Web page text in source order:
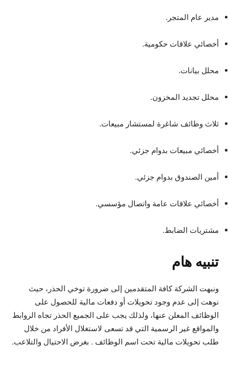
مدير عام المتجر.
أخصائي علاقات حكومية.
محلل بيانات.
محلل تجديد المخزون.
ثلاث وظائف شاغرة لمستشار مبيعات.
أخصائي مبيعات بدوام جزئي.
أمين الصندوق بدوام جزئي.
أخصائي علاقات عامة واتصال مؤسسي.
مشتريات الضابط.
تنبيه هام
ونبهت الشركة كافة المتقدمين إلى ضرورة توخي الحذر، حيث
نوهت إلى عدم وجود تحويلات أو دفعات مالية للحصول على
الوظائف المعلن عنها، ولذلك يجب على الجميع الحذر تجاه الروابط
والمواقع غير الرسمية التي قد تسعى لاستغلال الأفراد من خلال
طلب تحويلات مالية تحت اسم الوظائف . بغرض الاحتيال والتلاعب.